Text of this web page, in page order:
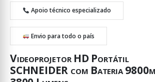
Apoio técnico especializado
Envio para todo o país
Videoprojetor HD Portátil
SCHNEIDER com Bateria